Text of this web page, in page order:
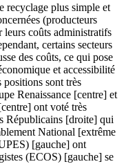
recyclage plus simple et
(producteurs
leurs coûts administratifs
certains secteurs
des coûts, ce qui pose
et accessibilité
sont très
Renaissance [centre] et
ont voté très
Républicains [droite] qui
National [extrême
[gauche] ont
(ECOS) [gauche] se